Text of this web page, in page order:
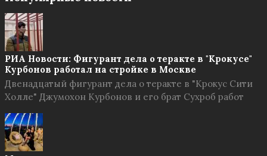
РИА Новости: Фигурант дела о теракте в "Крокусе"
Курбонов работал на стройке в Москве
Двенадцатый фигурант дела о теракте в "Крокус Сити
Холле" Джумохон Курбонов и его брат Сухроб работ